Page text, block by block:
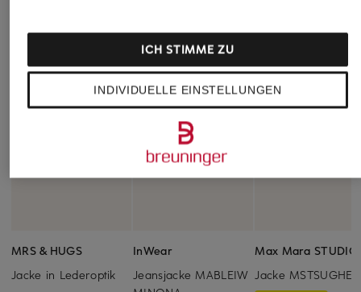
MRS & HUGS
Jacke in Lederoptik
InWear
Jeansjacke MABLEIW
Max Mara STUDIO
Jacke
INDIVIDUELLE EINSTELLUNGEN
ICH STIMME ZU